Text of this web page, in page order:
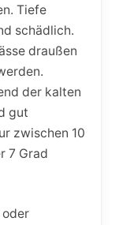
Tiefe
schädlich.
draußen
der kalten
gut
zwischen 10
7 Grad